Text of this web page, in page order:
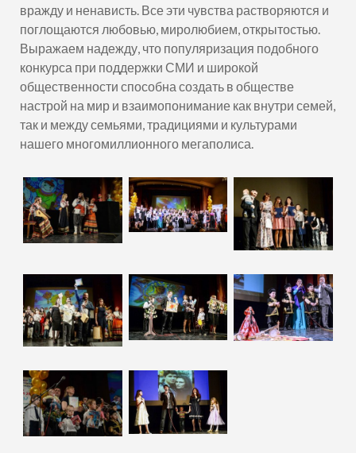
вражду и ненависть. Все эти чувства растворяются и
поглощаются любовью, миролюбием, открытостью.
Выражаем надежду, что популяризация подобного
конкурса при поддержки СМИ и широкой
общественности способна создать в обществе
настрой на мир и взаимопонимание как внутри семей,
так и между семьями, традициями и культурами
нашего многомиллионного мегаполиса.